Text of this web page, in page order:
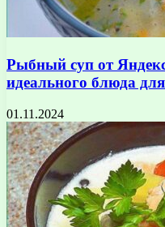
Рыбный суп от
идеального блюда
01.11.2024